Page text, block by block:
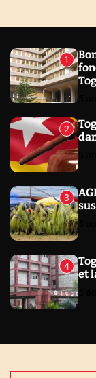
W
S
1
2
3
4
et